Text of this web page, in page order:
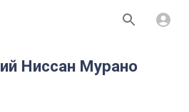
Ниссан Мурано